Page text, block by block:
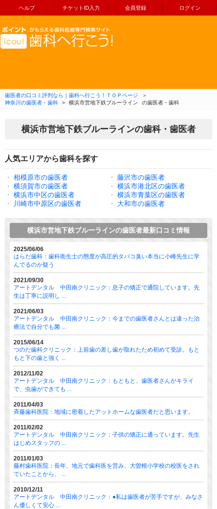
ヘルプ チケットID入力 会員登録 ログイン
コンテンツへ移動
歯医者の口コミ評判なら｜歯科へ行こう！ＴＯＰページ
＞
神奈川の歯医者・歯科
> 横浜市営地下鉄ブルーライン の歯医者・歯科
横浜市営地下鉄ブルーラインの歯科・歯医者
人気エリアから歯科を探す
・ 相模原市の歯医者 ・
藤沢市の歯医者
・
横須賀市の歯医者 ・
横浜市港北区の歯医者
・
横浜市中区の歯医者 ・
横浜市青葉区の歯医者
・
川崎市中原区の歯医者 ・ 大和市の歯医者
横浜市営地下鉄ブルーラインの歯医者最新口コミ情報
2025/06/06
はらだ歯科：歯科衛生士の態度が高圧的タバコ臭い本当に小峰先生に学
んでるのか疑う
2021/09/30
アートデンタル 中田南クリニック：息子の矯正で通院しています。先
生は丁寧に説明し ...
2021/06/03
アートデンタル 中田南クリニック：今までの歯医者さんとは違った治
療法で自分でも菌 ...
2015/06/14
つのだ歯科クリニック：上前歯の差し歯が取れたため初めて受診。もと
もと下の歯と強く ...
2012/11/02
アートデンタル 中田南クリニック：もともと、歯医者さんがキライ
で、虫歯ができても ...
2011/04/03
斉藤歯科医院：地域に密着したアットホームな歯医者だと思います。
2011/02/02
アートデンタル 中田南クリニック：子供の矯正に通っています。先生
はじめスタッフの ...
2011/01/03
藤村歯科医院：長年、地元で歯科医を営み、大曽根小学校の校医をされ
ていたことから、 ...
2010/12/11
アートデンタル 中田南クリニック：●私は歯医者が苦手ですが、みなさ
ん優しくて安心 ...